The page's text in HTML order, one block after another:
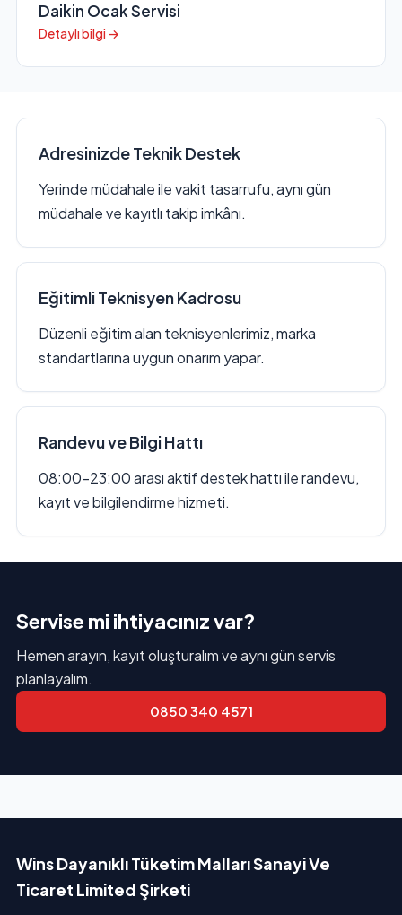
Daikin Ocak Servisi
Detaylı bilgi →
Adresinizde Teknik Destek
Yerinde müdahale ile vakit tasarrufu, aynı gün
müdahale ve kayıtlı takip imkânı.
Eğitimli Teknisyen Kadrosu
Düzenli eğitim alan teknisyenlerimiz, marka
standartlarına uygun onarım yapar.
Randevu ve Bilgi Hattı
08:00–23:00 arası aktif destek hattı ile randevu,
kayıt ve bilgilendirme hizmeti.
Servise mi ihtiyacınız var?
Hemen arayın, kayıt oluşturalım ve aynı gün servis
planlayalım.
0850 340 4571
Wins Dayanıklı Tüketim Malları Sanayi Ve
Ticaret Limited Şirketi